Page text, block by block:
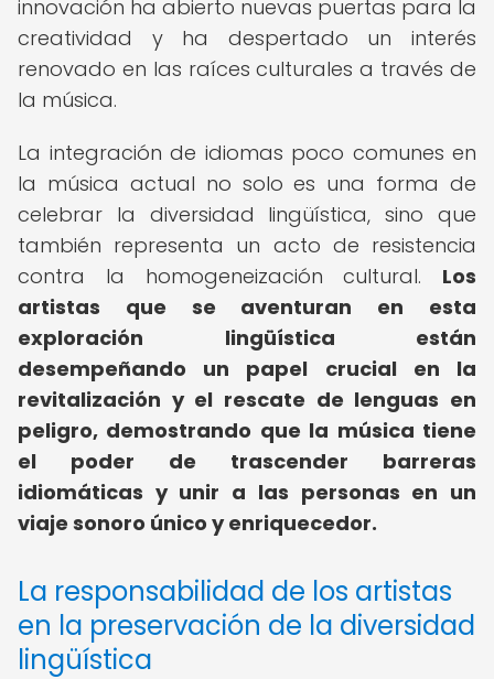
innovación ha abierto nuevas puertas para la
creatividad y ha despertado un interés
renovado en las raíces culturales a través de
la música.
La integración de idiomas poco comunes en
la música actual no solo es una forma de
celebrar la diversidad lingüística, sino que
también representa un acto de resistencia
contra la homogeneización cultural. Los
artistas que se aventuran en esta
exploración lingüística están
desempeñando un papel crucial en la
revitalización y el rescate de lenguas en
peligro, demostrando que la música tiene
el poder de trascender barreras
idiomáticas y unir a las personas en un
viaje sonoro único y enriquecedor.
La responsabilidad de los artistas
en la preservación de la diversidad
lingüística